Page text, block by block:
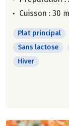
Cuisson : 30
Plat principal
Sans lactose
Hiver